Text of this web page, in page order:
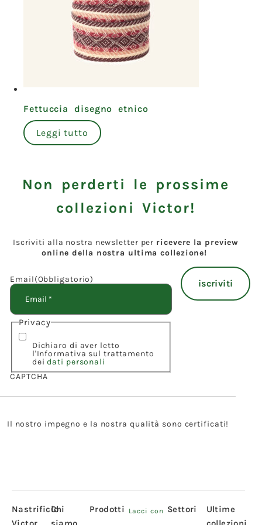
Fettuccia disegno etnico
Leggi tutto
Non perderti le prossime
collezioni Victor!
Iscriviti alla nostra newsletter per ricevere la preview
online della nostra ultima collezione!
Email(Obbligatorio)
Privacy
Dichiaro di aver letto
l'Informativa sul trattamento
deidati personali
CAPTCHA
Il nostro impegno e la nostra qualità sono certificati!
Nastrificio
Chi
Prodotti Lacci con Settori
Ultime